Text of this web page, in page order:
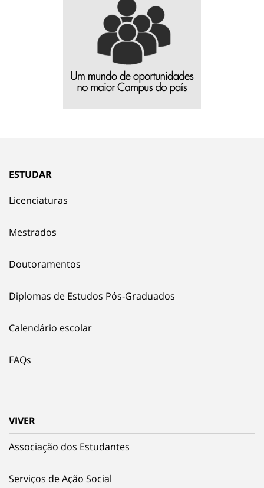
ESTUDAR
Licenciaturas
Mestrados
Doutoramentos
Diplomas de Estudos Pós-Graduados
Calendário escolar
FAQs
VIVER
Associação dos Estudantes
Serviços de Ação Social